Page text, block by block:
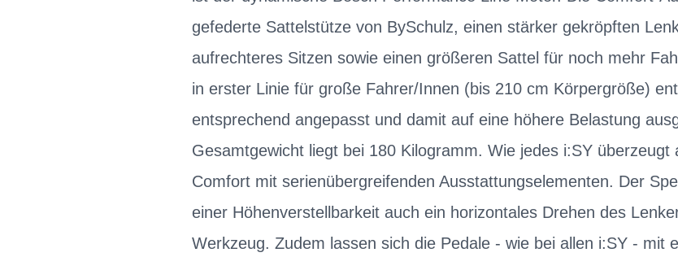
gefederte Sattelstütze von BySchulz, einen stärker gekröpften
aufrechteres Sitzen sowie einen größeren Sattel für noch mehr
in erster Linie für große Fahrer/Innen (bis 210 cm Körpergröße)
entsprechend angepasst und damit auf eine höhere Belastung
Gesamtgewicht liegt bei 180 Kilogramm. Wie jedes i:SY überzeugt
Comfort mit serienübergreifenden Ausstattungselementen. Der
einer Höhenverstellbarkeit auch ein horizontales Drehen des
Werkzeug. Zudem lassen sich die Pedale - wie bei allen i:SY - mit